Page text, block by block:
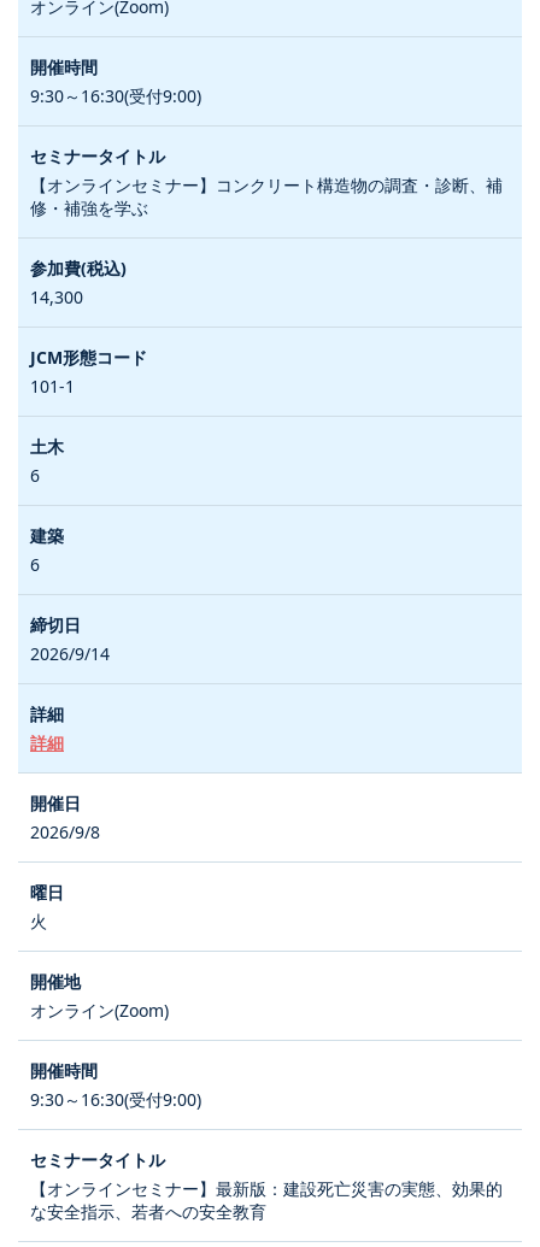
オンライン(Zoom)
9:30～16:30(受付9:00)
【オンラインセミナー】コンクリート構造物の調査・診断、補
修・補強を学ぶ
14,300
101-1
6
6
2026/9/14
詳細
2026/9/8
火
オンライン(Zoom)
9:30～16:30(受付9:00)
【オンラインセミナー】最新版：建設死亡災害の実態、効果的
な安全指示、若者への安全教育